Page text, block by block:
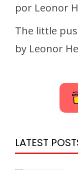
por Leonor
The little
by Leonor
LATEST